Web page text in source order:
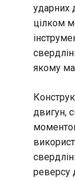
ударних
цілком
якому
двигун,
реверсу